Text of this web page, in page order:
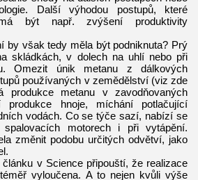
Další výhodou postupů, které
být např. zvýšení produktivity
by však tedy měla být podniknuta? Prý
skládkách, v dolech na uhlí nebo při
Omezit únik metanu z dálkových
používaných v zemědělství (viz zde
produkce metanu v zavodňovaných
produkce hnoje, míchání potlačující
vodách. Co se týče sazí, nabízí se
motorech i při vytápění.
změnit podobu určitých odvětví, jako
v Science připouští, že realizace
vyloučena. A to nejen kvůli výše